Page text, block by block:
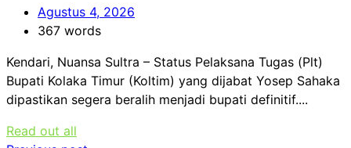
Agustus 4, 2026
367 words
Kendari, Nuansa Sultra – Status Pelaksana Tugas (Plt)
Bupati Kolaka Timur (Koltim) yang dijabat Yosep Sahaka
dipastikan segera beralih menjadi bupati definitif....
Read out all